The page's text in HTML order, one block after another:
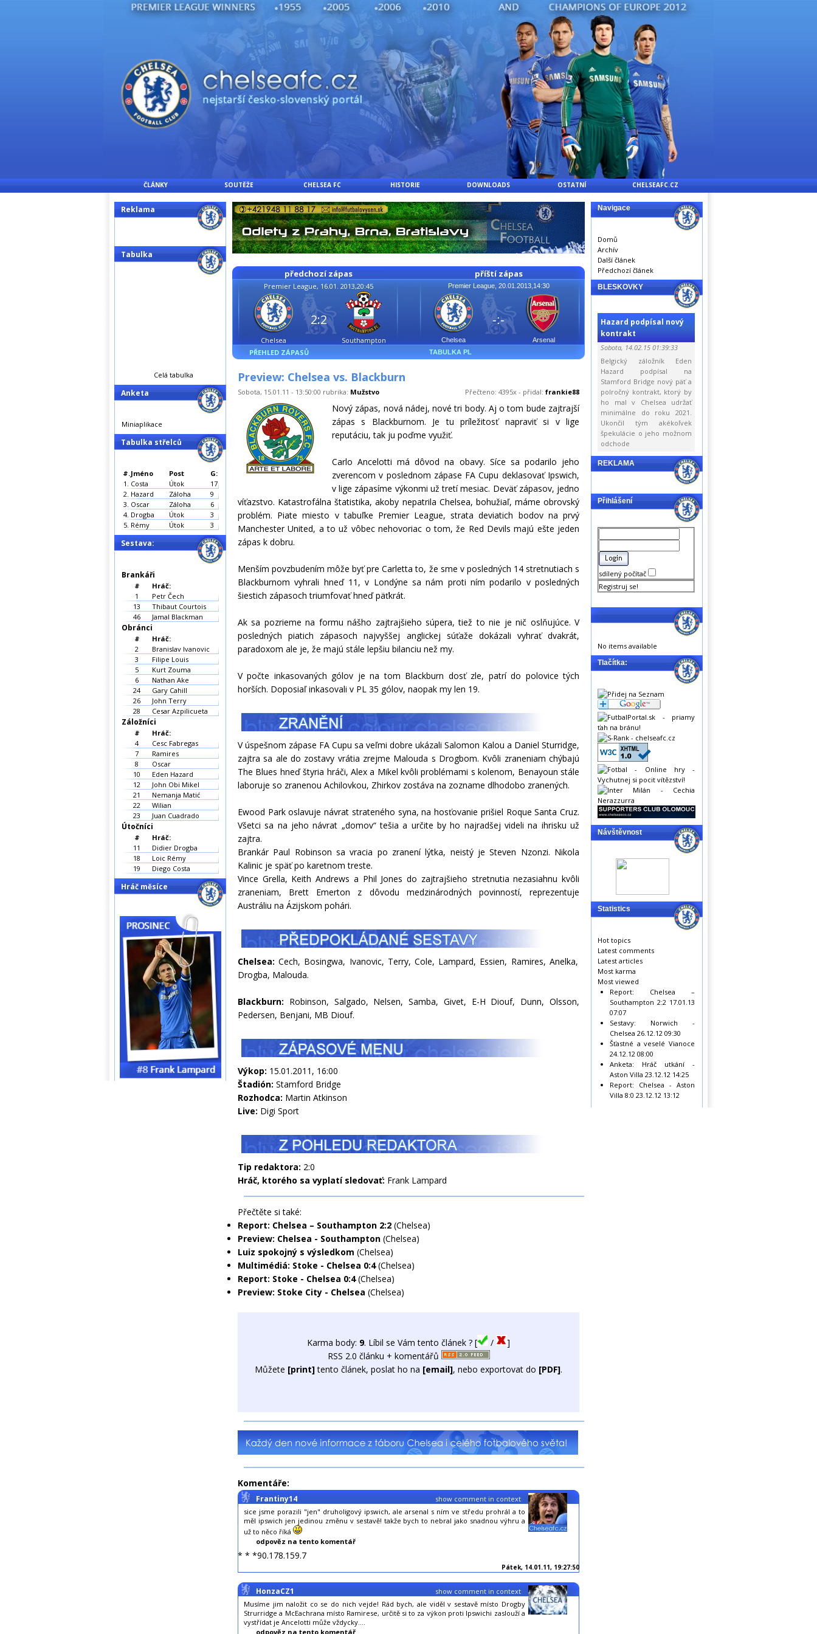
ČLÁNKY SOUTĚŽE CHELSEA FC HISTORIE DOWNLOADS OSTATNÍ CHELSEAFC.CZ
předchozí zápas
Premier League, 16.01. 2013,20:45
Chelsea Southampton
2:2
PŘEHLED ZÁPASŮ
příští zápas
Premier League, 20.01.2013,14:30
Chelsea Arsenal
-:-
TABULKA PL
Preview: Chelsea vs. Blackburn
Sobota, 15.01.11 - 13:50:00 rubrika: Mužstvo Přečteno: 4395x - přidal: frankie88
Nový zápas, nová nádej, nové tri body. Aj o tom bude zajtrajší
zápas s Blackburnom. Je tu príležitosť napraviť si v lige
reputáciu, tak ju poďme využiť.
Carlo Ancelotti má dôvod na obavy. Síce sa podarilo jeho
zverencom v poslednom zápase FA Cupu deklasovať Ipswich,
v lige zápasíme výkonmi už tretí mesiac. Deväť zápasov, jedno
víťazstvo. Katastrofálna štatistika, akoby nepatrila Chelsea, bohužiaľ, máme obrovský
problém. Piate miesto v tabuľke Premier League, strata deviatich bodov na prvý
Manchester United, a to už vôbec nehovoriac o tom, že Red Devils majú ešte jeden
zápas k dobru.
Menším povzbudením môže byť pre Carletta to, že sme v posledných 14 stretnutiach s
Blackburnom vyhrali hneď 11, v Londýne sa nám proti ním podarilo v posledných
šiestich zápasoch triumfovať hneď päťkrát.
Ak sa pozrieme na formu nášho zajtrajšieho súpera, tiež to nie je nič oslňujúce. V
posledných piatich zápasoch najvyššej anglickej súťaže dokázali vyhrať dvakrát,
paradoxom ale je, že majú stále lepšiu bilanciu než my.
V počte inkasovaných gólov je na tom Blackburn dosť zle, patrí do polovice tých
horších. Doposiaľ inkasovali v PL 35 gólov, naopak my len 19.
V úspešnom zápase FA Cupu sa veľmi dobre ukázali Salomon Kalou a Daniel Sturridge,
zajtra sa ale do zostavy vrátia zrejme Malouda s Drogbom. Kvôli zraneniam chýbajú
The Blues hneď štyria hráči, Alex a Mikel kvôli problémami s kolenom, Benayoun stále
laboruje so zranenou Achilovkou, Zhirkov zostáva na zozname dlhodobo zranených.
Ewood Park oslavuje návrat strateného syna, na hosťovanie prišiel Roque Santa Cruz.
Všetci sa na jeho návrat „domov“ tešia a určite by ho najradšej videli na ihrisku už
zajtra.
Brankár Paul Robinson sa vracia po zranení lýtka, neistý je Steven Nzonzi. Nikola
Kalinic je späť po karetnom treste.
Vince Grella, Keith Andrews a Phil Jones do zajtrajšieho stretnutia nezasiahnu kvôli
zraneniam, Brett Emerton z dôvodu medzinárodných povinností, reprezentuje
Austráliu na Ázijskom pohári.
Chelsea: Cech, Bosingwa, Ivanovic, Terry, Cole, Lampard, Essien, Ramires, Anelka,
Drogba, Malouda.
Blackburn: Robinson, Salgado, Nelsen, Samba, Givet, E-H Diouf, Dunn, Olsson,
Pedersen, Benjani, MB Diouf.
Výkop: 15.01.2011, 16:00
Štadión: Stamford Bridge
Rozhodca: Martin Atkinson
Live: Digi Sport
Tip redaktora: 2:0
Hráč, ktorého sa vyplatí sledovať: Frank Lampard
Přečtěte si také:
Report: Chelsea – Southampton 2:2 (Chelsea)
Preview: Chelsea - Southampton (Chelsea)
Luiz spokojný s výsledkom (Chelsea)
Multimédiá: Stoke - Chelsea 0:4 (Chelsea)
Report: Stoke - Chelsea 0:4 (Chelsea)
Preview: Stoke City - Chelsea (Chelsea)
Karma body: 9. Líbil se Vám tento článek ? [ /
]
RSS 2.0 článku + komentářů
Můžete [print]tento článek, poslat ho na [email], nebo exportovat do [PDF].
Komentáře:
show comment in context
Frantiny14
sice jsme porazili "jen" druholigový ipswich, ale arsenal s ním ve středu prohrál a to
měl ipswich jen jedinou změnu v sestavě! takže bych to nebral jako snadnou výhru a
už to něco říká
odpověz na tento komentář
* * *90.178.159.7
Pátek, 14.01.11, 19:27:50
show comment in context
HonzaCZ1
Musíme jim naložit co se do nich vejde! Rád bych, ale viděl v sestavě místo Drogby
Strurridge a McEachrana místo Ramirese, určitě si to za výkon proti Ipswichi zaslouží a
vystřídat je Ancelotti může vždycky....
odpověz na tento komentář
Reklama
Tabulka
Celá tabulka
Anketa
Miniaplikace
Tabulka střelců
#.Jméno Post
G:
1. Costa Útok
17
2. Hazard Záloha
9
3. Oscar Záloha
6
4. Drogba Útok
3
5. Rémy Útok 3
Sestava:
Brankáři
#
Hráč:
1
Petr Čech
13
Thibaut Courtois
46
Jamal Blackman
Obránci
#
Hráč:
2
Branislav Ivanovic
3
Filipe Louis
5
Kurt Zouma
6
Nathan Ake
24
Gary Cahill
26
John Terry
28
Cesar Azpilicueta
Záložníci
#
Hráč:
4
Cesc Fabregas
7
Ramires
8
Oscar
10
Eden Hazard
12
John Obi Mikel
21
Nemanja Matić
22
Wilian
23
Juan Cuadrado
Útočníci
#
Hráč:
11
Didier Drogba
18
Loic Rémy
19
Diego Costa
Hráč měsíce
Navigace
Domů
Archív
Další článek
Předchozí článek
BLESKOVKY
Hazard podpísal nový
kontrakt
Sobota, 14.02.15 01:39:33
Belgický záložník Eden
Hazard podpísal na
Stamford Bridge nový päť a
polročný kontrakt, ktorý by
ho mal v Chelsea udržať
minimálne do roku 2021.
Ukončil tým akékoľvek
špekulácie o jeho možnom
odchode
REKLAMA
Přihlášení
sdílený počítač
Registruj se!
No items available
Tlačítka:
Návštěvnost
Statistics
Hot topics
Latest comments
Latest articles
Most karma
Most viewed
Report: Chelsea –
Southampton 2:2 17.01.13
07:07
Sestavy: Norwich -
Chelsea 26.12.12 09:30
Šťastné a veselé Vianoce
24.12.12 08:00
Anketa: Hráč utkání -
Aston Villa 23.12.12 14:25
Report: Chelsea - Aston
Villa 8:0 23.12.12 13:12